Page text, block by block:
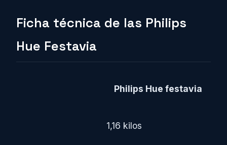
Ficha técnica de las Philips
Hue Festavia
Philips Hue festavia
1,16 kilos